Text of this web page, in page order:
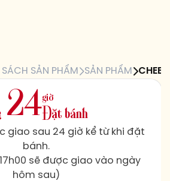
SÁCH SẢN PHẨM SẢN PHẨM
24giờ
Đặt bánh
giao sau 24 giờ kể từ khi đặt
bánh.
sẽ được giao vào ngày
hôm sau)